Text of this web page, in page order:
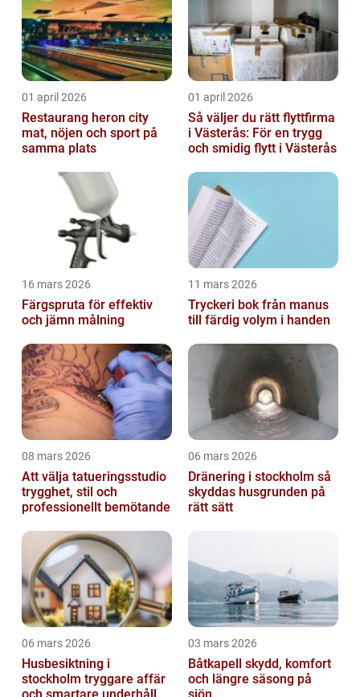
01 april 2026
Restaurang heron city
mat, nöjen och sport på
samma plats
01 april 2026
Så väljer du rätt flyttfirma
i Västerås: För en trygg
och smidig flytt i Västerås
16 mars 2026
Färgspruta för effektiv
och jämn målning
11 mars 2026
Tryckeri bok från manus
till färdig volym i handen
08 mars 2026
Att välja tatueringsstudio
trygghet, stil och
professionellt bemötande
06 mars 2026
Dränering i stockholm så
skyddas husgrunden på
rätt sätt
06 mars 2026
Husbesiktning i
stockholm tryggare affär
03 mars 2026
Båtkapell skydd, komfort
och längre säsong på